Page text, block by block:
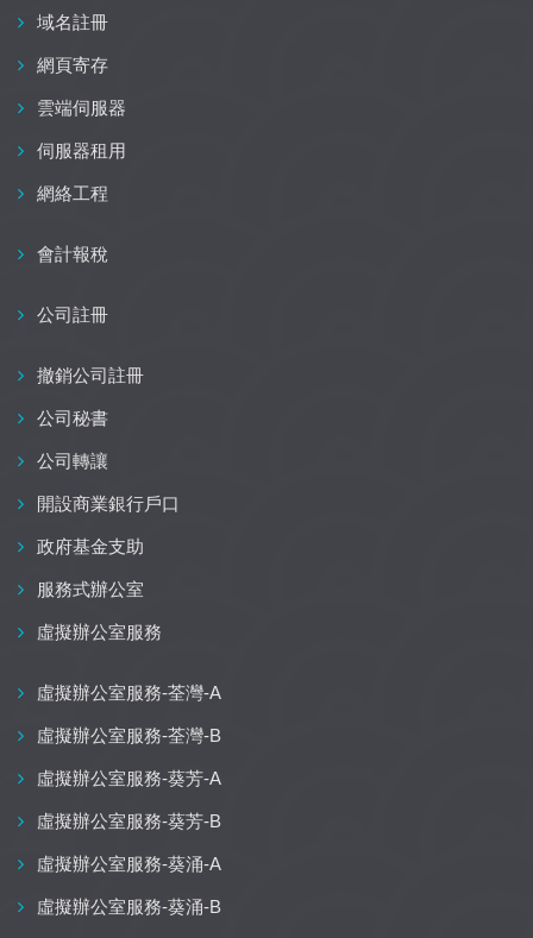
域名註冊
網頁寄存
雲端伺服器
伺服器租用
網絡工程
會計報稅
公司註冊
撤銷公司註冊
公司秘書
公司轉讓
開設商業銀行戶口
政府基金支助
服務式辦公室
虛擬辦公室服務
虛擬辦公室服務-荃灣-A
虛擬辦公室服務-荃灣-B
虛擬辦公室服務-葵芳-A
虛擬辦公室服務-葵芳-B
虛擬辦公室服務-葵涌-A
虛擬辦公室服務-葵涌-B